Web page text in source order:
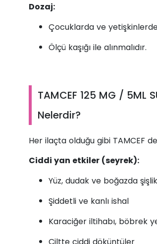
Dozaj:
Çocuklarda ve
Ölçü kaşığı ile alınmalıdır.
TAMCEF 125 MG / 5ML
Nelerdir?
Her ilaçta olduğu gibi TAMCEF
Ciddi yan etkiler (seyrek):
Yüz, dudak ve boğazda
Şiddetli ve kanlı ishal
Karaciğer iltihabı, böbrek
Ciltte ciddi döküntüler